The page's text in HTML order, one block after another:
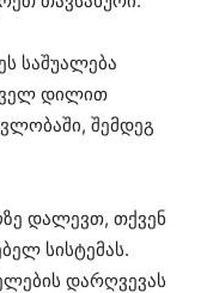
საშუალება
დილით
შემდეგ
დალევთ, თქვენ
სისტემას.
დარღვევას